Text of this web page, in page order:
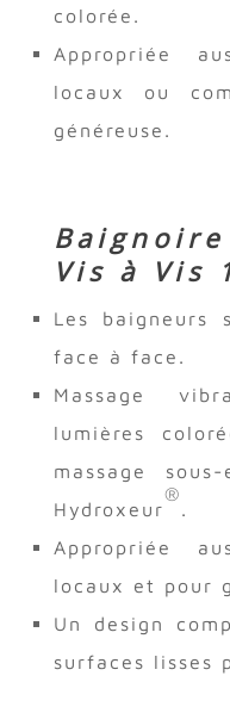
colorée.
Appropriée
locaux ou
généreuse.
Vis à Vis
Les baigneurs
face à face.
Massage
lumières
massage
Hydroxeur
®
Appropriée
locaux et pour
Un design
surfaces lisses